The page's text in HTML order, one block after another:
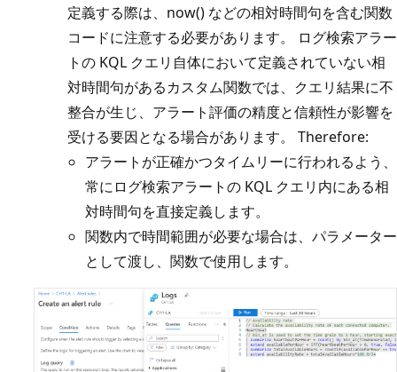
定義する際は、now() などの相対時間句を含む関数
コードに注意する必要があります。 ログ検索アラー
トの KQL クエリ自体において定義されていない相
対時間句があるカスタム関数では、クエリ結果に不
整合が生じ、アラート評価の精度と信頼性が影響を
受ける要因となる場合があります。 Therefore:
アラートが正確かつタイムリーに行われるよう、
常にログ検索アラートの KQL クエリ内にある相
対時間句を直接定義します。
関数内で時間範囲が必要な場合は、パラメーター
として渡し、関数で使用します。